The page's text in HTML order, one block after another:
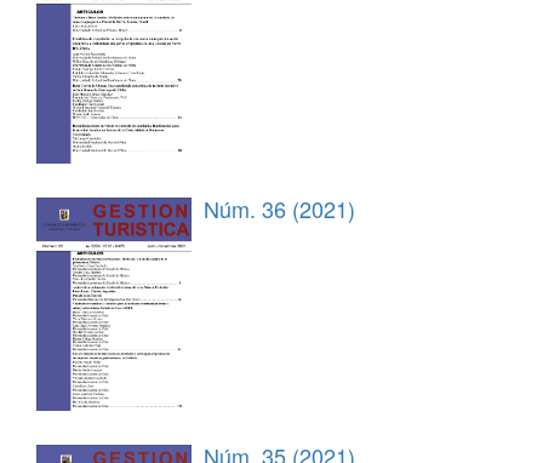
Núm. 36 (2021)
Núm. 35 (2021)